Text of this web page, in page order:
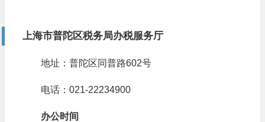
上海市普陀区税务局办税服务厅
地址：普陀区同普路602号
电话：021-22234900
办公时间